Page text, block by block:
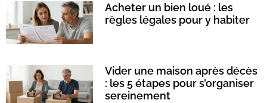
Acheter un bien loué : les
règles légales pour y habiter
Vider une maison après décès
: les 5 étapes pour s’organiser
sereinement